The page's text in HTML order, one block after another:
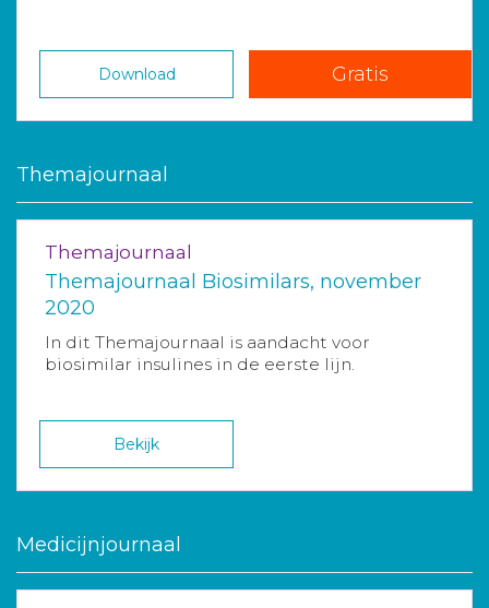
Download Gratis
Themajournaal
Themajournaal
Themajournaal Biosimilars, november
2020
In dit Themajournaal is aandacht voor
biosimilar insulines in de eerste lijn.
Bekijk
Medicijnjournaal